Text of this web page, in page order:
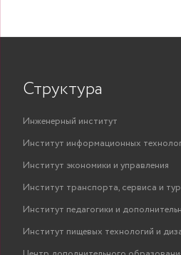
Структура
Инженерный институт
Институт информационных
Институт экономики и управления
Институт транспорта, сервиса и
Институт педагогики и
Институт пищевых технологий и